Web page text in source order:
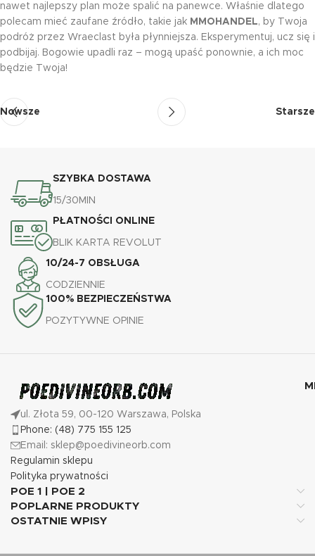
nawet najlepszy plan może spalić na panewce. Właśnie dlatego
polecam mieć zaufane źródło, takie jak MMOHANDEL, by Twoja
podróż przez Wraeclast była płynniejsza. Eksperymentuj, ucz się i
podbijaj. Bogowie upadli raz – mogą upaść ponownie, a ich moc
będzie Twoja!
Nowsze Starsze
SZYBKA DOSTAWA
15/30MIN
PŁATNOŚCI ONLINE
BLIK KARTA REVOLUT
10/24-7 OBSŁUGA
CODZIENNIE
100% BEZPIECZEŃSTWA
POZYTYWNE OPINIE
ul. Złota 59, 00-120 Warszawa, Polska
Phone: (48) 775 155 125
Email: sklep@poedivineorb.com
Regulamin sklepu
Polityka prywatności
POE 1 | POE 2
POPLARNE PRODUKTY
OSTATNIE WPISY